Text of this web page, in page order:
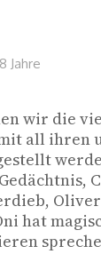
Jahre
wir die
all ihren
hat